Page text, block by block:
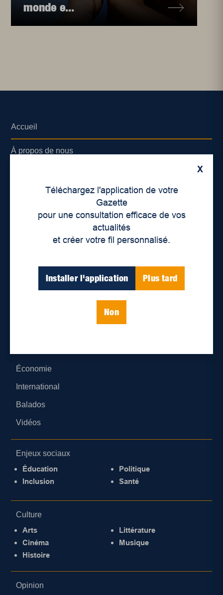
monde e...
X
Téléchargez l'application de votre
Gazette
pour une consultation efficace de vos
actualités
et créer votre fil personnalisé.
Installer l'application Plus tard
Non
Accueil
À propos de nous
Lieux de distribution
Économie
International
Balados
Vidéos
Enjeux sociaux
Éducation
Inclusion
Politique
Santé
Culture
Arts
Cinéma
Histoire
Littérature
Musique
Opinion